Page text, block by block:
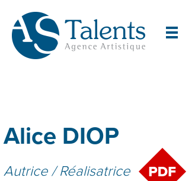
Alice DIOP
Autrice / Réalisatrice